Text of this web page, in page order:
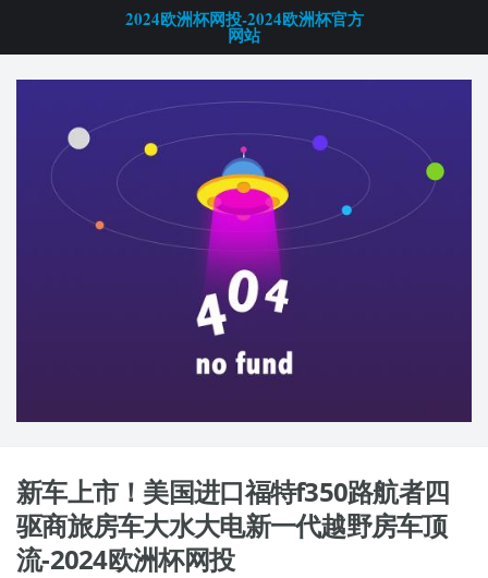
2024欧洲杯网投-2024欧洲杯官方
网站
新车上市！美国进口福特f350路航者四
驱商旅房车大水大电新一代越野房车顶
流-2024欧洲杯网投